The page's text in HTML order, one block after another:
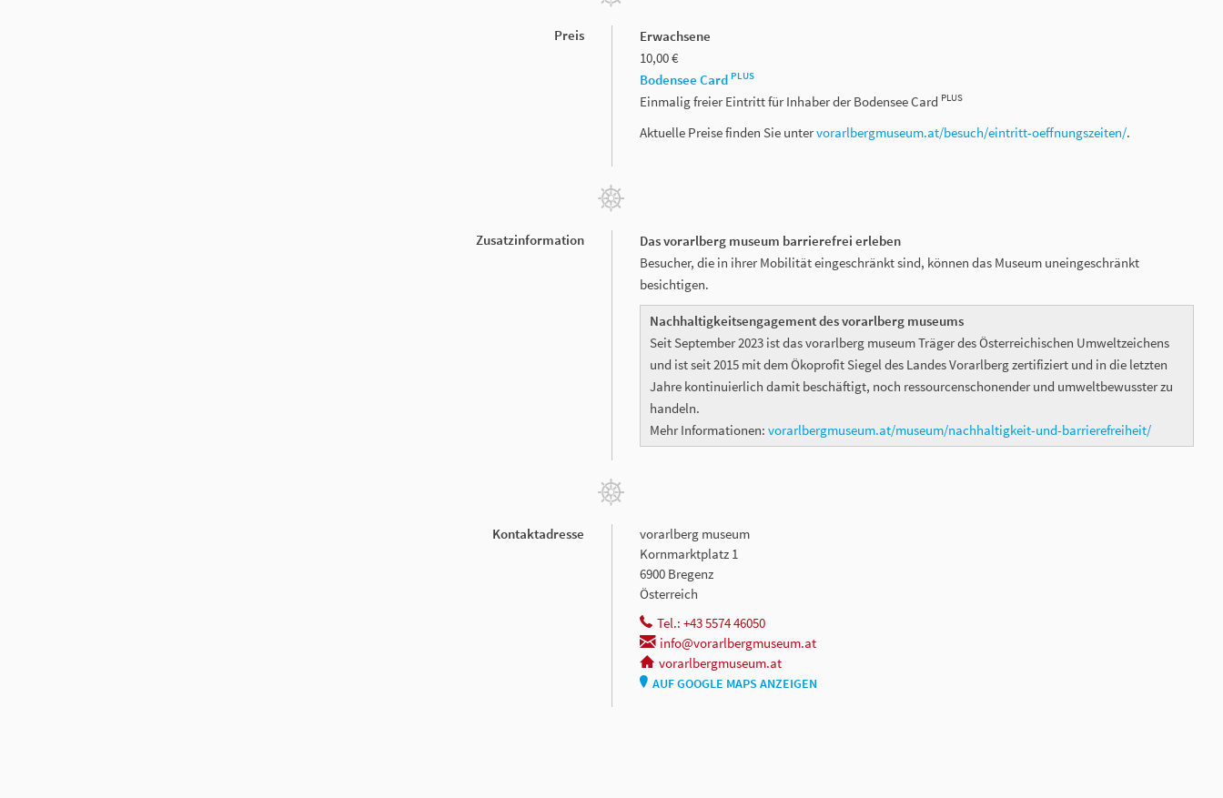
Preis
Erwachsene
10,00 €
Bodensee Card PLUS
Einmalig freier Eintritt für Inhaber der Bodensee Card PLUS
Aktuelle Preise finden Sie untervorarlbergmuseum.at/besuch/eintritt-oeffnungszeiten/.
Zusatzinformation
Das vorarlberg museum barrierefrei erleben
Besucher, die in ihrer Mobilität eingeschränkt sind, können das Museum uneingeschränkt
besichtigen.
Nachhaltigkeitsengagement des vorarlberg museums
Seit September 2023 ist das vorarlberg museum Träger des Österreichischen Umweltzeichens
und ist seit 2015 mit dem Ökoprofit Siegel des Landes Vorarlberg zertifiziert und in die letzten
Jahre kontinuierlich damit beschäftigt, noch ressourcenschonender und umweltbewusster zu
handeln.
Mehr Informationen: vorarlbergmuseum.at/museum/nachhaltigkeit-und-barrierefreiheit/
Kontaktadresse
vorarlberg museum
Kornmarktplatz 1
6900 Bregenz
Österreich
Tel.: +43 5574 46050
info@vorarlbergmuseum.at
vorarlbergmuseum.at
AUF GOOGLE MAPS ANZEIGEN